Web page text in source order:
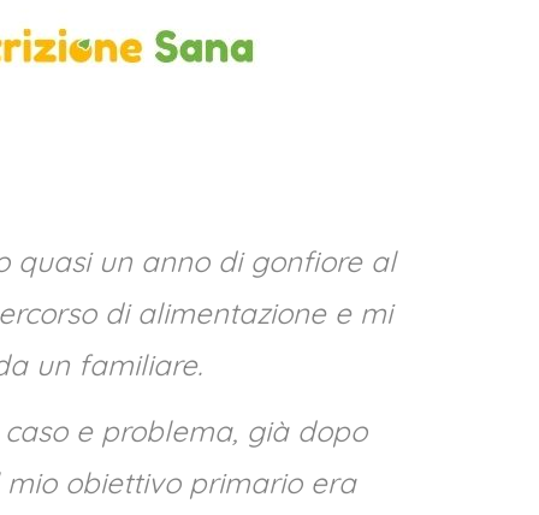
quasi un anno di gonfiore al
di alimentazione e mi
un familiare.
e problema, già dopo
obiettivo primario era